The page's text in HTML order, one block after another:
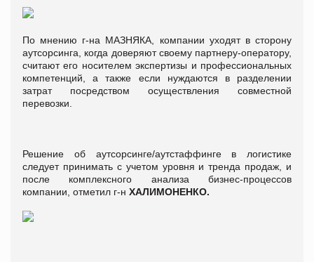
По мнению г-на МАЗНЯКА, компании уходят в сторону
аутсорсинга, когда доверяют своему партнеру-оператору,
считают его носителем экспертизы и профессиональных
компетенций, а также если нуждаются в разделении
затрат посредством осуществления совместной
перевозки.
Решение об аутсорсинге/аутстаффинге в логистике
следует принимать с учетом уровня и тренда продаж, и
после комплексного анализа бизнес-процессов
компании, отметил г-н ХАЛИМОНЕНКО.